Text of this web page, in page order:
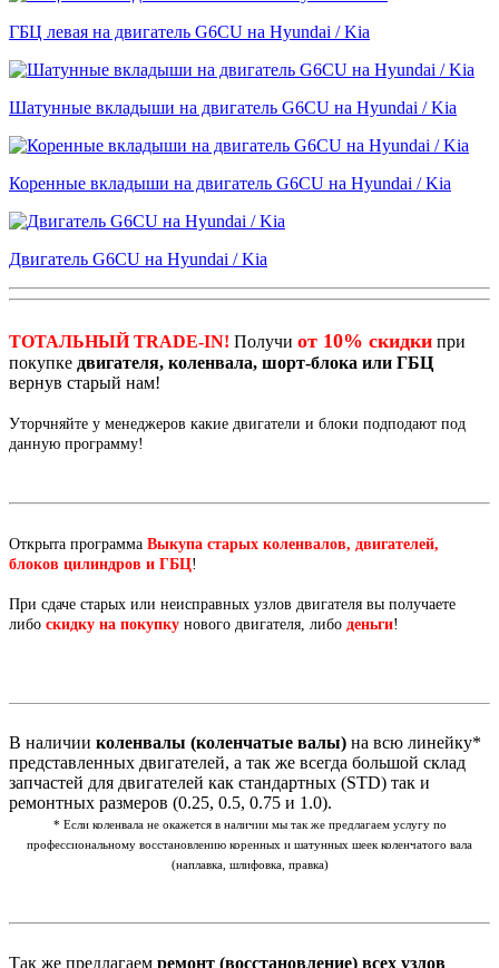
ГБЦ левая на двигатель G6CU на Hyundai / Kia
Шатунные вкладыши на двигатель G6CU на Hyundai / Kia
Коренные вкладыши на двигатель G6CU на Hyundai / Kia
Двигатель G6CU на Hyundai / Kia
ТОТАЛЬНЫЙ TRADE-IN! Получи от 10% скидки при
покупке двигателя, коленвала, шорт-блока или ГБЦ
вернув старый нам!
Уторчняйте у менеджеров какие двигатели и блоки подподают под
данную программу!
Открыта программа Выкупа старых коленвалов, двигателей,
блоков цилиндров и ГБЦ!
При сдаче старых или неисправных узлов двигателя вы получаете
либо скидку на покупку нового двигателя, либо деньги!
В наличии коленвалы (коленчатые валы) на всю линейку*
представленных двигателей, а так же всегда большой склад
запчастей для двигателей как стандартных (STD) так и
ремонтных размеров (0.25, 0.5, 0.75 и 1.0).
* Если коленвала не окажется в наличии мы так же предлагаем услугу по
профессиональному восстановлению коренных и шатунных шеек коленчатого вала
(наплавка, шлифовка, правка)
Так же предлагаем ремонт (восстановление) всех узлов